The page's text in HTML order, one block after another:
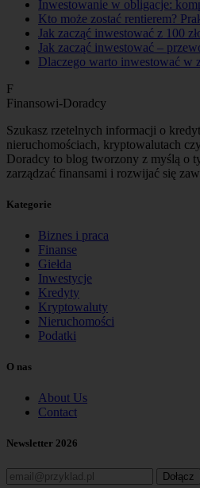
Inwestowanie w obligacje:
Kto może zostać rentierem?
Jak zacząć inwestować z 100
Jak zacząć inwestować –
Dlaczego warto inwestować w
F
Finansowi-Doradcy
Szukasz rzetelnych informacji o
nieruchomościach, kryptowalutach
Doradcy to blog tworzony z myślą o
zarządzać finansami i rozwijać się
Kategorie
Biznes i praca
Finanse
Giełda
Inwestycje
Kredyty
Kryptowaluty
Nieruchomości
Podatki
O nas
About Us
Contact
Newsletter 2026
Dołącz